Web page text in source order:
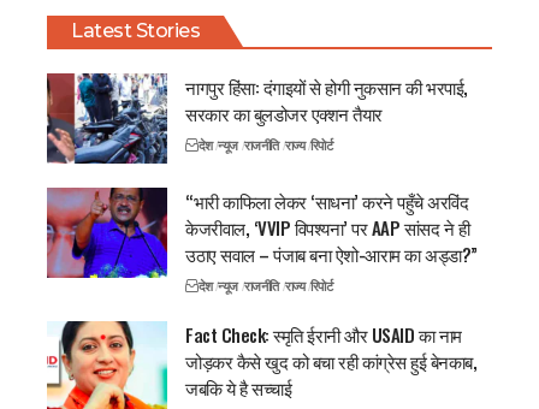
Latest Stories
नागपुर हिंसा: दंगाइयों से होगी नुकसान की भरपाई,
सरकार का बुलडोजर एक्शन तैयार
देश न्यूज राजनीति राज्य रिपोर्ट
“भारी काफिला लेकर ‘साधना’ करने पहुँचे अरविंद
केजरीवाल, ‘VVIP विपश्यना’ पर AAP सांसद ने ही
उठाए सवाल – पंजाब बना ऐशो-आराम का अड्डा?”
देश न्यूज राजनीति राज्य रिपोर्ट
Fact Check: स्मृति ईरानी और USAID का नाम
जोड़कर कैसे खुद को बचा रही कांग्रेस हुई बेनकाब,
जबकि ये है सच्चाई